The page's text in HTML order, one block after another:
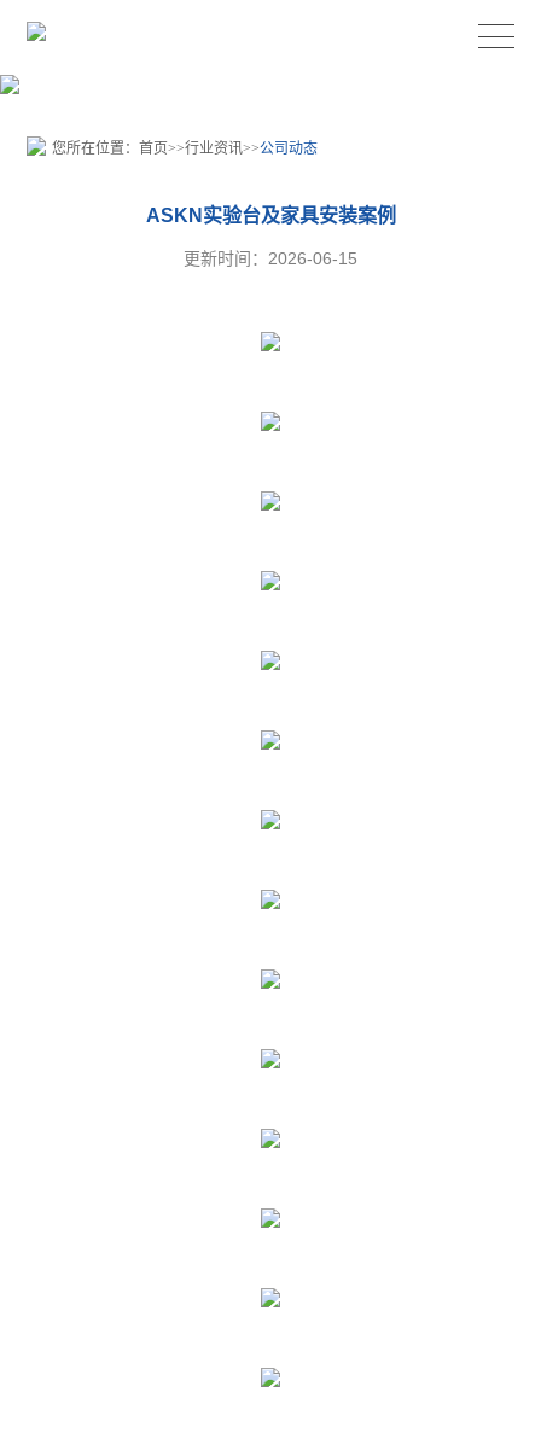
您所在位置：首页>>行业资讯>>公司动态
ASKN实验台及家具安装案例
更新时间：2026-06-15